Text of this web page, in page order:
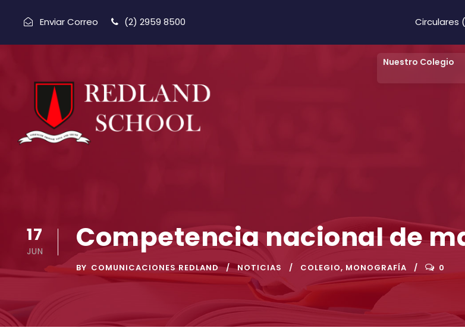
Enviar Correo (2) 2959 8500 Circulares
Nuestro Colegio
17
JUN Competencia nacional de
BY COMUNICACIONES REDLAND NOTICIAS COLEGIO, MONOGRAFÍA 0